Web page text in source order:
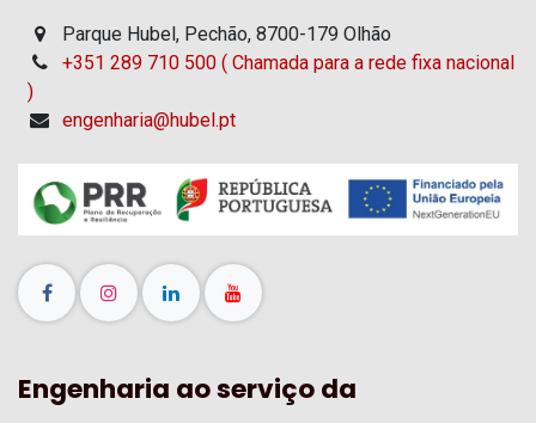
Parque Hubel, Pechão, 8700-179 Olhão
+351 289 710 500 ( Chamada para a rede fixa nacional
)
engenharia@hubel.pt
Engenharia ao serviço da